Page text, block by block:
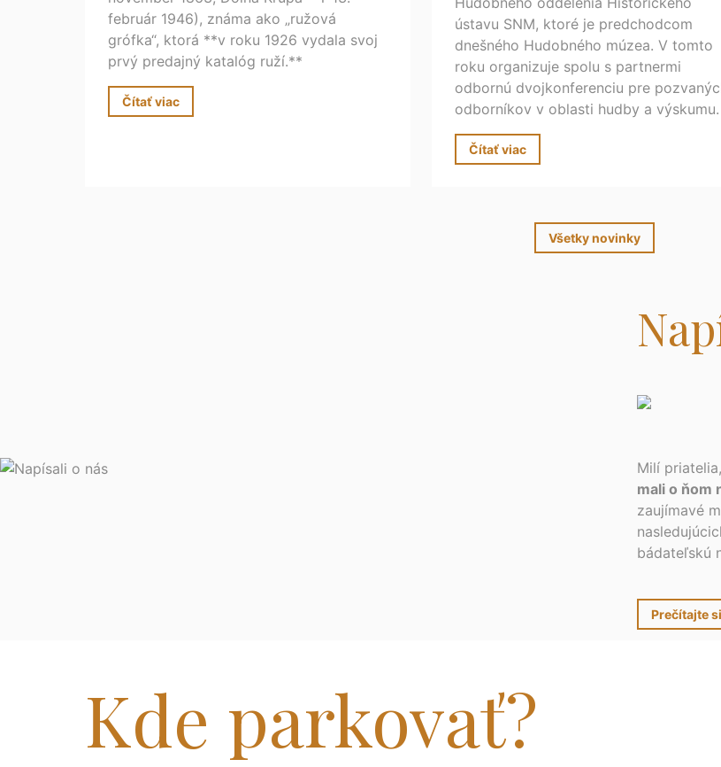
február 1946), známa ako „ružová
grófka“, ktorá **v roku 1926 vydala svoj
prvý predajný katalóg ruží.**
Čítať viac
ústavu SNM, ktoré je predchodcom
dnešného Hudobného múzea. V tomto
roku organizuje spolu s partnermi
odbornú dvojkonferenciu pre
odborníkov v oblasti hudby a výskumu.
Čítať viac
Všetky novinky
Milí priatelia,
mali o ňom
zaujímavé
bádateľskú
Prečítajte
Kde parkovať?